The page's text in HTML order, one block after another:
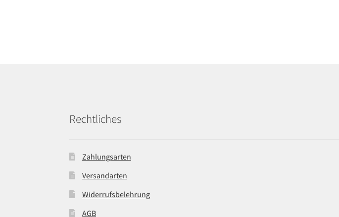
Rechtliches
Zahlungsarten
Versandarten
Widerrufsbelehrung
AGB